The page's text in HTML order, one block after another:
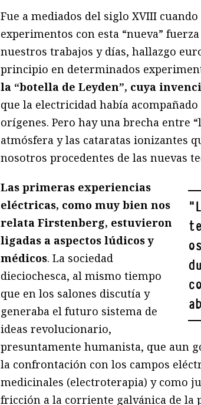
Fue a mediados del siglo XVIII
experimentos con esta “nueva”
nuestros trabajos y días, hallazgo
principio en determinados
la “botella de Leyden”, cuya
que la electricidad había
orígenes. Pero hay una brecha entre
atmósfera y las cataratas ionizantes
nosotros procedentes de las nuevas
"
Las primeras experiencias
eléctricas, como muy bien nos
relata Firstenberg, estuvieron
ligadas a aspectos lúdicos y
médicos. La sociedad
dieciochesca, al mismo tiempo
que en los salones discutía y
generaba el futuro sistema de
ideas revolucionario,
presuntamente humanista, que aun
la confrontación con los campos
medicinales (electroterapia) y como
fricción a la corriente galvánica de